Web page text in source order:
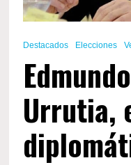
Destacados Elecciones
Urrutia,